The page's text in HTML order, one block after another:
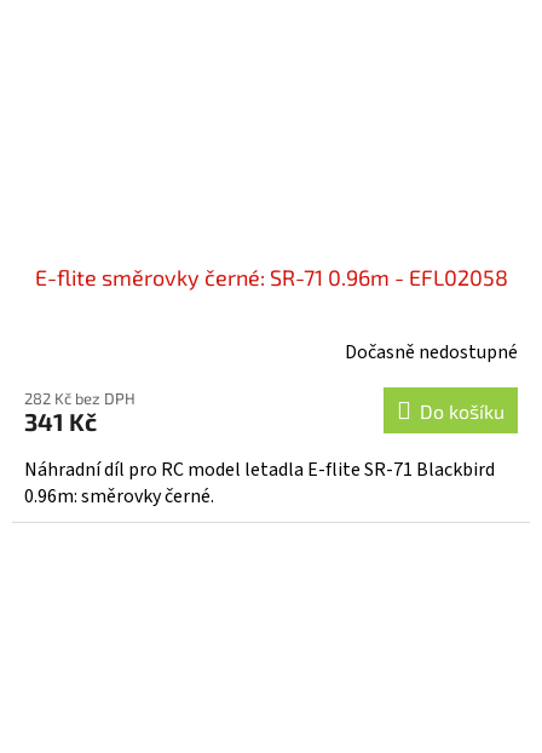
E-flite směrovky černé: SR-71 0.96m - EFL02058
Dočasně nedostupné
282 Kč bez DPH
341 Kč Do košíku
Náhradní díl pro RC model letadla E-flite SR-71 Blackbird
0.96m: směrovky černé.